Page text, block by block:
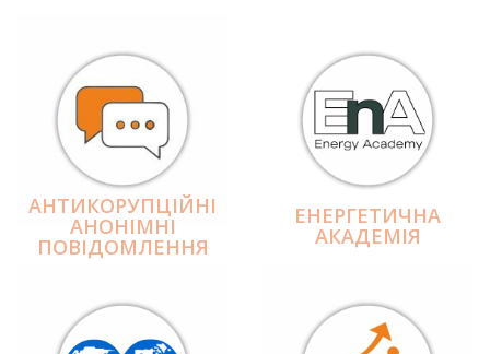
АНТИКОРУПЦІЙНІ
АНОНІМНІ
ПОВІДОМЛЕННЯ
ЕНЕРГЕТИЧНА
АКАДЕМІЯ